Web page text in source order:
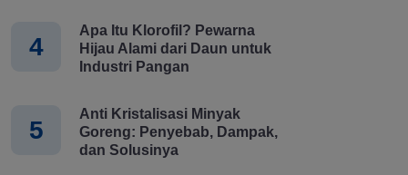
4
Apa Itu Klorofil? Pewarna
Hijau Alami dari Daun untuk
Industri Pangan
5
Anti Kristalisasi Minyak
Goreng: Penyebab, Dampak,
dan Solusinya